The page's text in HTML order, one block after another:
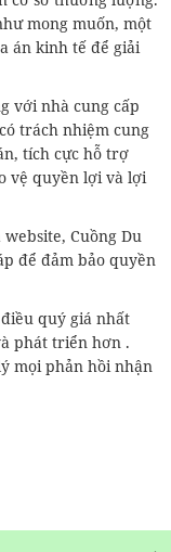
mong muốn, một
án kinh tế để giải
với nhà cung cấp
trách nhiệm cung
tích cực hỗ trợ
vệ quyền lợi và lợi
Cuồng Du
để đảm bảo quyền
quý giá nhất
phát triển hơn .
mọi phản hồi nhận